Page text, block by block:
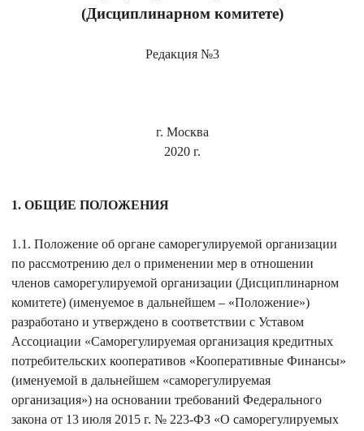
(Дисциплинарном комитете)
Редакция №3
г. Москва
2020 г.
1. ОБЩИЕ ПОЛОЖЕНИЯ
1.1. Положение об органе саморегулируемой организации
по рассмотрению дел о применении мер в отношении
членов саморегулируемой организации (Дисциплинарном
комитете) (именуемое в дальнейшем – «Положение»)
разработано и утверждено в соответствии с Уставом
Ассоциации «Саморегулируемая организация кредитных
потребительских кооперативов «Кооперативные Финансы»
(именуемой в дальнейшем «саморегулируемая
организация») на основании требований Федерального
закона от 13 июля 2015 г. № 223-ФЗ «О саморегулируемых